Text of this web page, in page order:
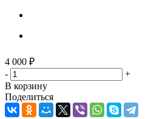
4 000 ₽
-
+
В корзину
Поделиться